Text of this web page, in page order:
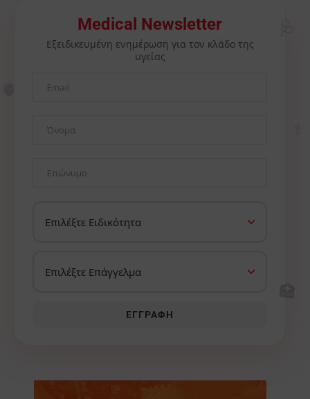
Medical Newsletter
Εξειδικευμένη ενημέρωση για τον κλάδο της
υγείας
ΕΓΓΡΑΦΉ